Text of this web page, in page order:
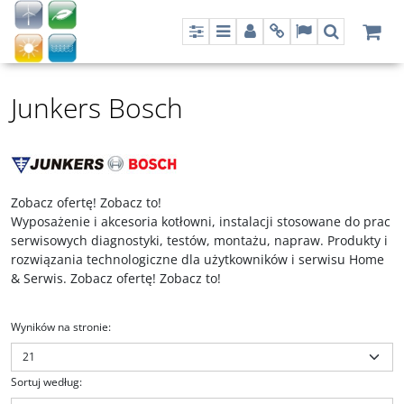
PanelMenuPanelInfoLangSzukaj
Junkers Bosch
Zobacz ofertę! Zobacz to!
Wyposażenie i akcesoria kotłowni, instalacji stosowane do prac
serwisowych diagnostyki, testów, montażu, napraw. Produkty i
rozwiązania technologiczne dla użytkowników i serwisu Home
& Serwis. Zobacz ofertę! Zobacz to!
Wyników na stronie:
Sortuj według: